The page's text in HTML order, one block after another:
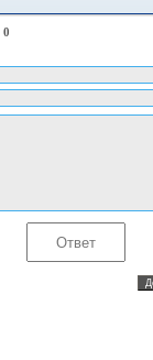
0